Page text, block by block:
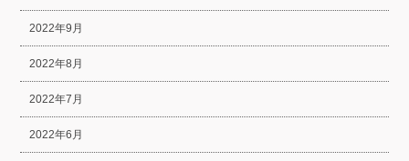
2022年9月
2022年8月
2022年7月
2022年6月